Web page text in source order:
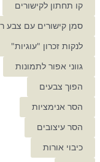
קו תחתון לקישורים
סמן קישורים עם צבע
לנקות זכרון "עוגיות"
גווני אפור לתמונות
הפוך צבעים
הסר אנימציות
הסר עיצובים
כיבוי אורות